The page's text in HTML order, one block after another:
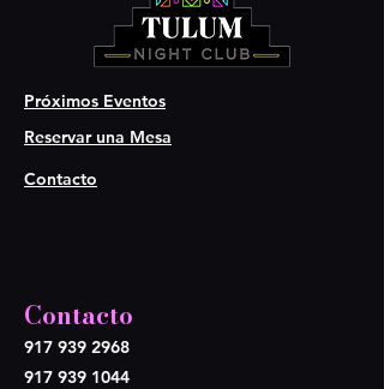
Próximos Eventos
Reservar una Mesa
Contacto
Contacto
917 939 2968
917 939 1044